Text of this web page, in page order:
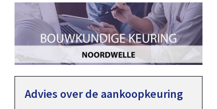
Advies over de aankoopkeuring